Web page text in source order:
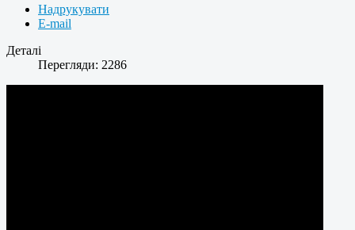
Надрукувати
E-mail
Деталі
Перегляди: 2286